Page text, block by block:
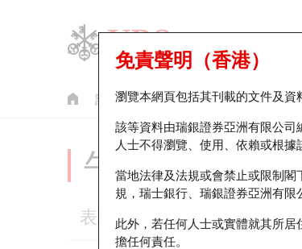
認股證 牛熊證 美股指數產品 輪
免責聲明（香港）
瀏覽本網頁包括其刊載的文件及資
該等資料由瑞銀證券亞洲有限公
人士不得瀏覽、使用、依賴或根
當地法律及法規或會禁止或限制
規，瑞士銀行、瑞銀證券亞洲有
此外，若任何人士或實體就其所
擔任何責任。
牛熊證分析儀
表現 街貨統計 比較